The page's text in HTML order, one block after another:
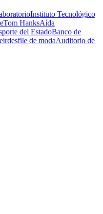
Instituto Tecnológico
Tom HanksAída
del EstadoBanco de
desfile de modaAuditorio de